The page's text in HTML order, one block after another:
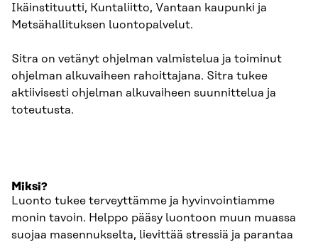
Ikäinstituutti, Kuntaliitto, Vantaan kaupunki ja
Metsähallituksen luontopalvelut.
Sitra on vetänyt ohjelman valmistelua ja toiminut
ohjelman alkuvaiheen rahoittajana. Sitra tukee
aktiivisesti ohjelman alkuvaiheen suunnittelua ja
toteutusta.
Miksi?
Luonto tukee terveyttämme ja hyvinvointiamme
monin tavoin. Helppo pääsy luontoon muun muassa
suojaa masennukselta, lievittää stressiä ja parantaa